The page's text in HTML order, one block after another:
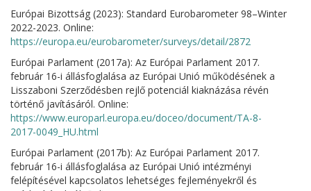
Európai Bizottság (2023): Standard Eurobarometer 98–Winter
2022-2023. Online:
https://europa.eu/eurobarometer/surveys/detail/2872
Európai Parlament (2017a): Az Európai Parlament 2017.
február 16-i állásfoglalása az Európai Unió működésének a
Lisszaboni Szerződésben rejlő potenciál kiaknázása révén
történő javításáról. Online:
https://www.europarl.europa.eu/doceo/document/TA-8-
2017-0049_HU.html
Európai Parlament (2017b): Az Európai Parlament 2017.
február 16-i állásfoglalása az Európai Unió intézményi
felépítésével kapcsolatos lehetséges fejleményekről és